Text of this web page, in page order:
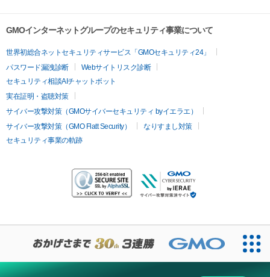
GMOインターネットグループのセキュリティ事業について
世界初総合ネットセキュリティサービス「GMOセキュリティ24」
パスワード漏洩診断
Webサイトリスク診断
セキュリティ相談AIチャットボット
実在証明・盗聴対策
サイバー攻撃対策（GMOサイバーセキュリティ byイエラエ）
サイバー攻撃対策（GMO Flatt Security）
なりすまし対策
セキュリティ事業の軌跡